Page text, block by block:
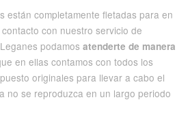
están completamente fletadas para en
con nuestro servicio de
podamos atenderte de manera
en ellas contamos con todos los
originales para llevar a cabo el
no se reproduzca en un largo periodo